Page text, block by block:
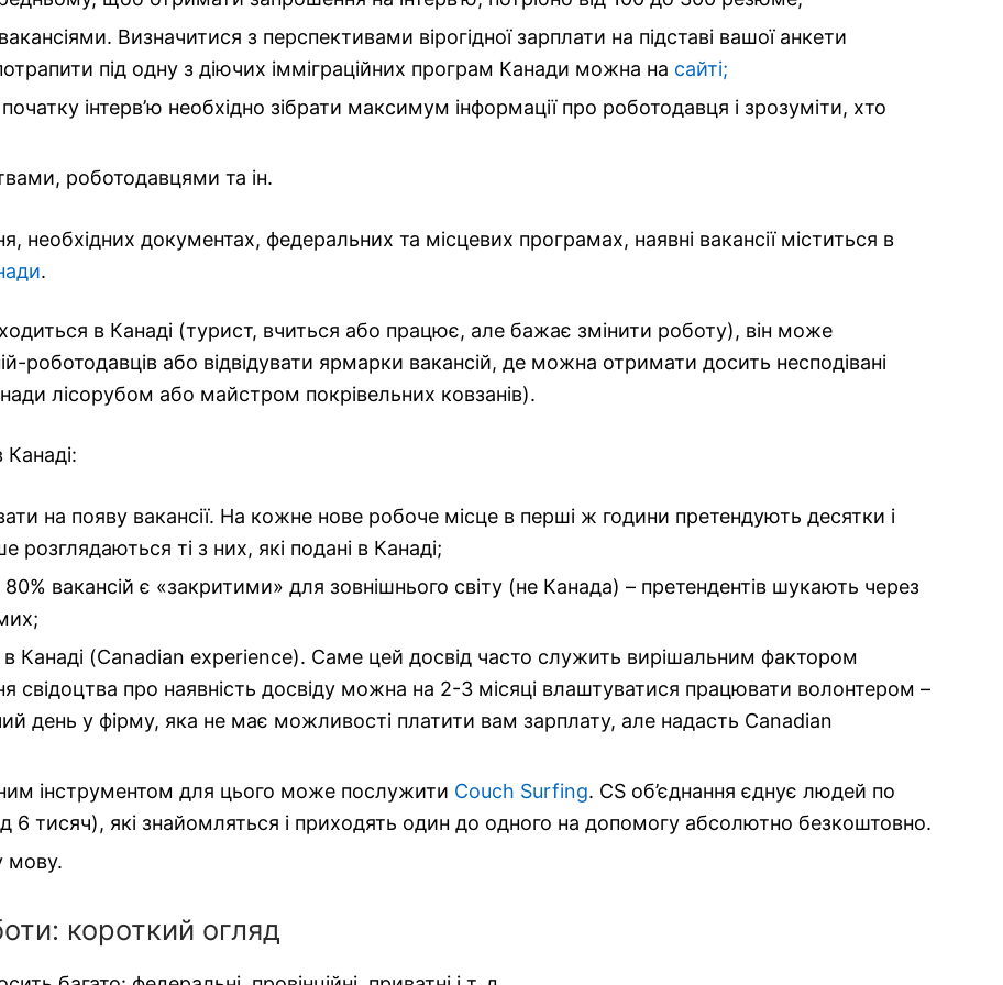
Визначитися з перспективами вірогідної зарплати на підставі вашої анкети
під одну з діючих імміграційних програм Канади можна на сайті;
інтерв’ю необхідно зібрати максимум інформації про роботодавця і зрозуміти, хто
роботодавцями та ін.
необхідних документах, федеральних та місцевих програмах, наявні вакансії міститься в
.
в Канаді (турист, вчиться або працює, але бажає змінити роботу), він може
роботодавців або відвідувати ярмарки вакансій, де можна отримати досить несподівані
лісорубом або майстром покрівельних ковзанів).
на появу вакансії. На кожне нове робоче місце в перші ж години претендують десятки і
розглядаються ті з них, які подані в Канаді;
вакансій є «закритими» для зовнішнього світу (не Канада) – претендентів шукають через
Канаді (Canadian experience). Саме цей досвід часто служить вирішальним фактором
про наявність досвіду можна на 2-3 місяці влаштуватися працювати волонтером –
день у фірму, яка не має можливості платити вам зарплату, але надасть Canadian
інструментом для цього може послужити Couch Surfing. CS об’єднання єднує людей по
6 тисяч), які знайомляться і приходять один до одного на допомогу абсолютно безкоштовно.
мову.
короткий огляд